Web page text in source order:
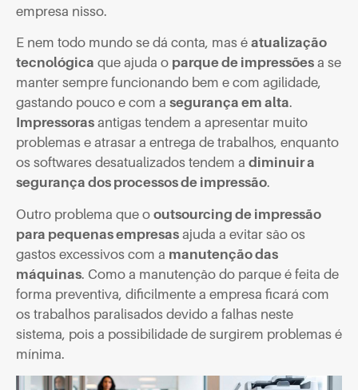
empresa nisso.
E nem todo mundo se dá conta, mas é atualização
tecnológica que ajuda o parque de impressões a se
manter sempre funcionando bem e com agilidade,
gastando pouco e com a segurança em alta.
Impressoras antigas tendem a apresentar muito
problemas e atrasar a entrega de trabalhos, enquanto
os softwares desatualizados tendem a diminuir a
segurança dos processos de impressão.
Outro problema que o outsourcing de impressão
para pequenas empresas ajuda a evitar são os
gastos excessivos com a manutenção das
máquinas. Como a manutenção do parque é feita de
forma preventiva, dificilmente a empresa ficará com
os trabalhos paralisados devido a falhas neste
sistema, pois a possibilidade de surgirem problemas é
mínima.